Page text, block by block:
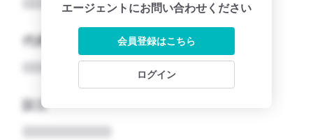
代表者
設立
エージェントにお問い合わせください
会員登録はこちら
ログイン